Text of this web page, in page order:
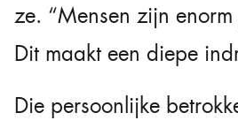
ze. “Mensen zijn
Dit maakt een diepe
Die persoonlijke